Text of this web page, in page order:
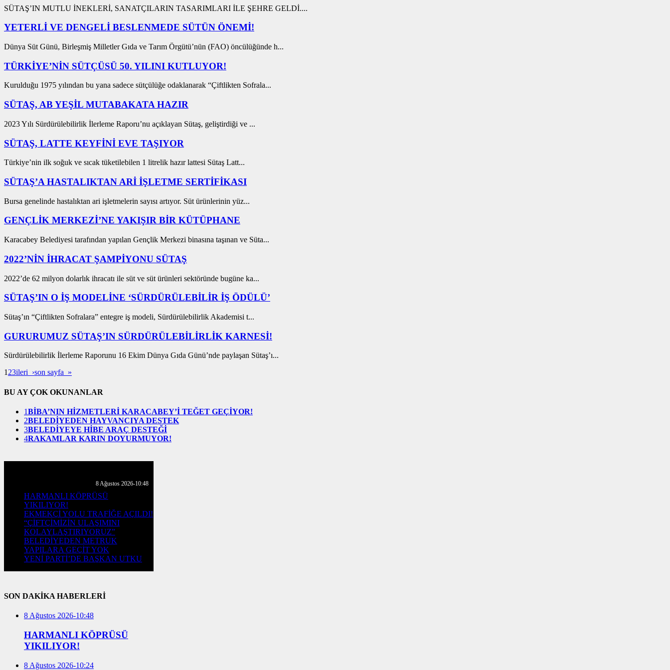
SÜTAŞ’IN MUTLU İNEKLERİ, SANATÇILARIN TASARIMLARI İLE ŞEHRE GELDİ....
YETERLİ VE DENGELİ BESLENMEDE SÜTÜN ÖNEMİ!
Dünya Süt Günü, Birleşmiş Milletler Gıda ve Tarım Örgütü’nün (FAO) öncülüğünde h...
TÜRKİYE’NİN SÜTÇÜSÜ 50. YILINI KUTLUYOR!
Kurulduğu 1975 yılından bu yana sadece sütçülüğe odaklanarak “Çiftlikten Sofrala...
SÜTAŞ, AB YEŞİL MUTABAKATA HAZIR
2023 Yılı Sürdürülebilirlik İlerleme Raporu’nu açıklayan Sütaş, geliştirdiği ve ...
SÜTAŞ, LATTE KEYFİNİ EVE TAŞIYOR
Türkiye’nin ilk soğuk ve sıcak tüketilebilen 1 litrelik hazır lattesi Sütaş Latt...
SÜTAŞ’A HASTALIKTAN ARİ İŞLETME SERTİFİKASI
Bursa genelinde hastalıktan ari işletmelerin sayısı artıyor. Süt ürünlerinin yüz...
GENÇLİK MERKEZİ’NE YAKIŞIR BİR KÜTÜPHANE
Karacabey Belediyesi tarafından yapılan Gençlik Merkezi binasına taşınan ve Süta...
2022’NİN İHRACAT ŞAMPİYONU SÜTAŞ
2022’de 62 milyon dolarlık ihracatı ile süt ve süt ürünleri sektöründe bugüne ka...
SÜTAŞ’IN O İŞ MODELİNE ‘SÜRDÜRÜLEBİLİR İŞ ÖDÜLÜ’
Sütaş’ın “Çiftlikten Sofralara” entegre iş modeli, Sürdürülebilirlik Akademisi t...
GURURUMUZ SÜTAŞ’IN SÜRDÜRÜLEBİLİRLİK KARNESİ!
Sürdürülebilirlik İlerleme Raporunu 16 Ekim Dünya Gıda Günü’nde paylaşan Sütaş’ı...
123ileri ›son sayfa »
BU AY ÇOK OKUNANLAR
1BİBA’NIN HİZMETLERİ KARACABEY’İ TEĞET GEÇİYOR!
2BELEDİYEDEN HAYVANCIYA DESTEK
3BELEDİYEYE HİBE ARAÇ DESTEĞİ
4RAKAMLAR KARIN DOYURMUYOR!
8 Ağustos 2026-10:48
HARMANLI KÖPRÜSÜ
YIKILIYOR!
EKMEKÇİ YOLU TRAFİĞE AÇILDI!
“ÇİFTÇİMİZİN ULAŞIMINI
KOLAYLAŞTIRIYORUZ”
BELEDİYEDEN METRUK
YAPILARA GEÇİT YOK
YENİ PARTİ’DE BAŞKAN UTKU
SON DAKİKA HABERLERİ
8 Ağustos 2026-10:48
HARMANLI KÖPRÜSÜ
YIKILIYOR!
8 Ağustos 2026-10:24